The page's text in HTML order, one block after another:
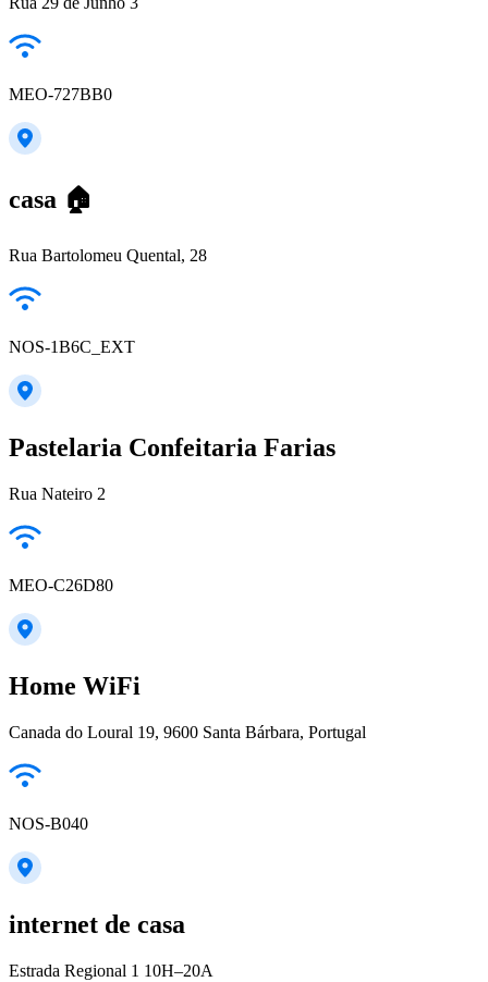
MEO-727BB0
casa 🏠
Rua Bartolomeu Quental, 28
NOS-1B6C_EXT
Pastelaria Confeitaria Farias
Rua Nateiro 2
MEO-C26D80
Home WiFi
Canada do Loural 19, 9600 Santa Bárbara, Portugal
NOS-B040
internet de casa
Estrada Regional 1 10H–20A